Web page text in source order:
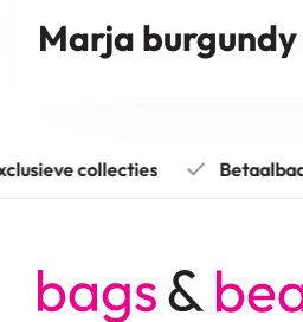
Marja
collecties Betaalbaar